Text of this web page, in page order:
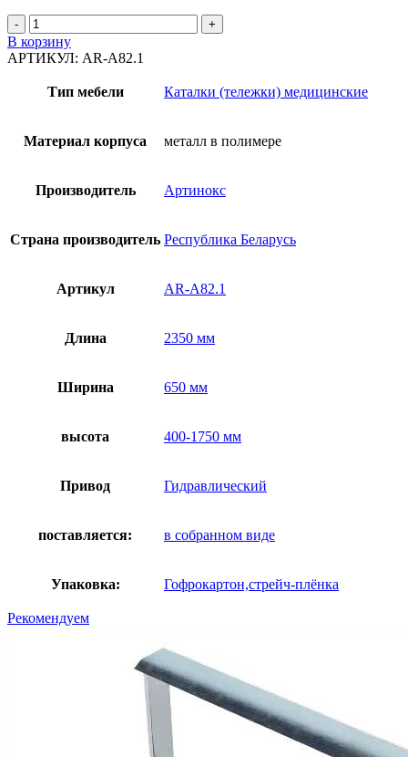
Количество
товара
Каталка
гидравлическая
В корзину
АРТИКУЛ: AR-A82.1
Тип мебели Каталки (тележки) медицинские
Материал корпуса металл в полимере
Производитель Артинокс
Страна производитель Республика Беларусь
Артикул AR-A82.1
Длина 2350 мм
Ширина 650 мм
высота 400-1750 мм
Привод Гидравлический
поставляется: в собранном виде
Упаковка: Гофрокартон,стрейч-плёнка
Рекомендуем